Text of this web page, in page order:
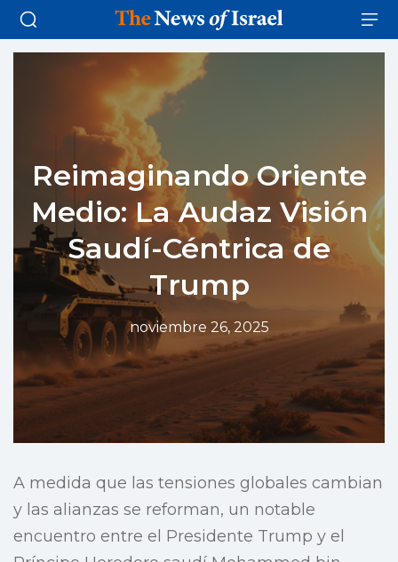
Reimaginando Oriente
Medio: La Audaz Visión
Saudí-Céntrica de
Trump
noviembre 26, 2025
A medida que las tensiones globales cambian
y las alianzas se reforman, un notable
encuentro entre el Presidente Trump y el